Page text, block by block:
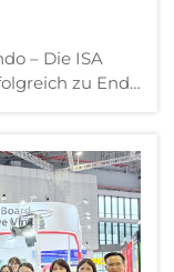
– Die ISA
zu Ende
April im Orange
stattfand...